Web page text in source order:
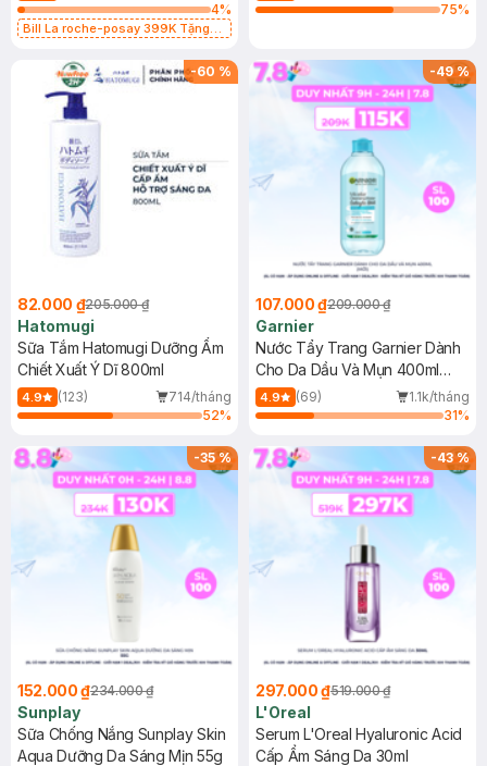
4%
Bill La roche-posay 399K Tặng
(SL có hạn)
75%
-60 %
82.000 ₫205.000 ₫
Hatomugi
Sữa Tắm Hatomugi Dưỡng Ẩm
Chiết Xuất Ý Dĩ 800ml
4.9 (123)
714/tháng
52%
-49%
107.000 ₫209.000 ₫
Garnier
Nước Tẩy Trang Garnier Dành
Cho Da Dầu Và Mụn 400ml
(Mới)
4.9 (69)
1.1k/tháng
31%
-35%
152.000 ₫234.000 ₫
Sunplay
Sữa Chống Nắng Sunplay Skin
Aqua Dưỡng Da Sáng Mịn 55g
-43%
297.000 ₫519.000 ₫
L'Oreal
Serum L'Oreal Hyaluronic Acid
Cấp Ẩm Sáng Da 30ml